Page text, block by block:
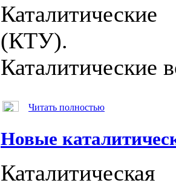
(КТУ).
Каталитические
Читать полностью
Новые